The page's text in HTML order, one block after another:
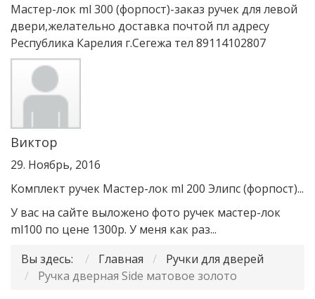
Мастер-лок ml 300 (форпост)-заказ ручек для левой
двери,желательно доставка почтой пл адресу
Республика Карелия г.Сегежа тел 89114102807
Виктор
29. Ноябрь, 2016
Комплект ручек Мастер-лок ml 200 Элипс (форпост)...
У вас на сайте выложено фото ручек мастер-лок
ml100 по цене 1300р. У меня как раз...
Вы здесь:
Главная
Ручки для дверей
Ручка дверная Side матовое золото